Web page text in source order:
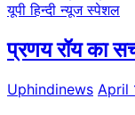
यूपी हिन्दी न्यूज स्पेशल
प्रणय रॉय का
Uphindinews April